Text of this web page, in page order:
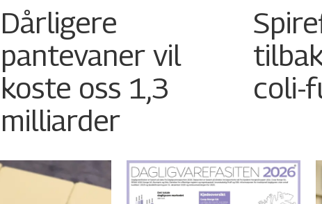
Dårligere
pantevaner vil
koste oss 1,3
milliarder
coli-